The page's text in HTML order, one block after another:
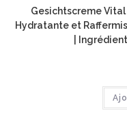
Gesichtscreme Vital
Hydratante et
|